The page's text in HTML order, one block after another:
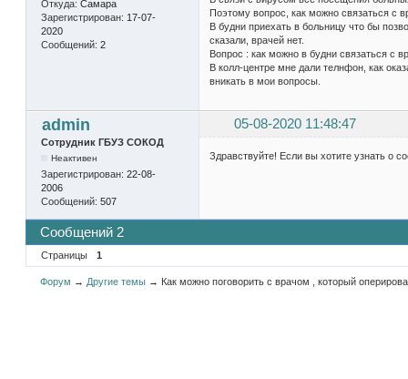
Откуда: Самара
Зарегистрирован: 17-07-
2020
Сообщений: 2
Поэтому вопрос, как можно связаться с
В будни приехать в больницу что бы
сказали, врачей нет.
Вопрос : как можно в будни связаться с
В колл-центре мне дали телнфон, как
вникать в мои вопросы.
admin 05-08-2020 11:48:47
Сотрудник ГБУЗ СОКОД
Неактивен
Зарегистрирован: 22-08-
2006
Сообщений: 507
Здравствуйте! Если вы хотите узнать о
Сообщений 2
Страницы 1
Форум →Другие темы → Как можно поговорить с врачом , который